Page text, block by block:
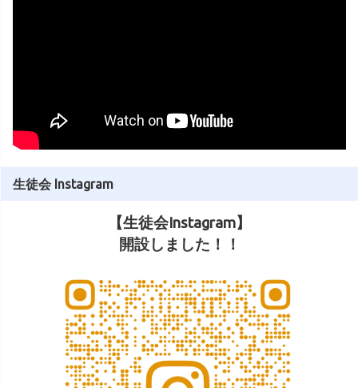
生徒会 Instagram
【生徒会Instagram】
開設しました！！